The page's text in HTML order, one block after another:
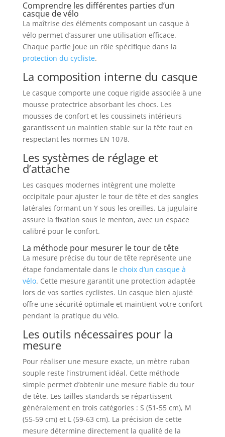
Comprendre les différentes parties d’un
casque de vélo
La maîtrise des éléments composant un casque à
vélo permet d’assurer une utilisation efficace.
Chaque partie joue un rôle spécifique dans la
protection du cycliste.
La composition interne du casque
Le casque comporte une coque rigide associée à une
mousse protectrice absorbant les chocs. Les
mousses de confort et les coussinets intérieurs
garantissent un maintien stable sur la tête tout en
respectant les normes EN 1078.
Les systèmes de réglage et
d’attache
Les casques modernes intègrent une molette
occipitale pour ajuster le tour de tête et des sangles
latérales formant un Y sous les oreilles. La jugulaire
assure la fixation sous le menton, avec un espace
calibré pour le confort.
La méthode pour mesurer le tour de tête
La mesure précise du tour de tête représente une
étape fondamentale dans le choix d’un casque à
vélo. Cette mesure garantit une protection adaptée
lors de vos sorties cyclistes. Un casque bien ajusté
offre une sécurité optimale et maintient votre confort
pendant la pratique du vélo.
Les outils nécessaires pour la
mesure
Pour réaliser une mesure exacte, un mètre ruban
souple reste l’instrument idéal. Cette méthode
simple permet d’obtenir une mesure fiable du tour
de tête. Les tailles standards se répartissent
généralement en trois catégories : S (51-55 cm), M
(55-59 cm) et L (59-63 cm). La précision de cette
mesure détermine directement la qualité de la